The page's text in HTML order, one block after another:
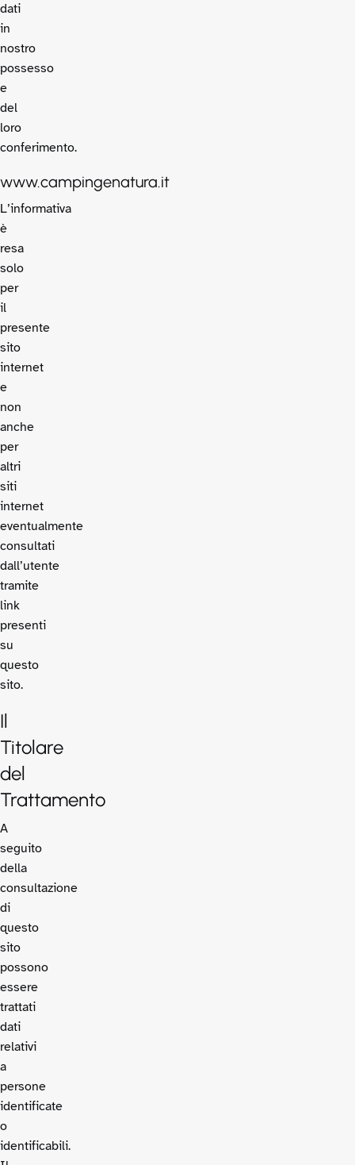
dati
in
nostro
possesso
e
del
loro
conferimento.
www.campingenatura.it
L’informativa
è
resa
solo
per
il
presente
sito
internet
e
non
anche
per
altri
siti
internet
eventualmente
consultati
dall’utente
tramite
link
presenti
su
questo
sito.
Il
Titolare
del
Trattamento
A
seguito
della
consultazione
di
questo
sito
possono
essere
trattati
dati
relativi
a
persone
identificate
o
identificabili.